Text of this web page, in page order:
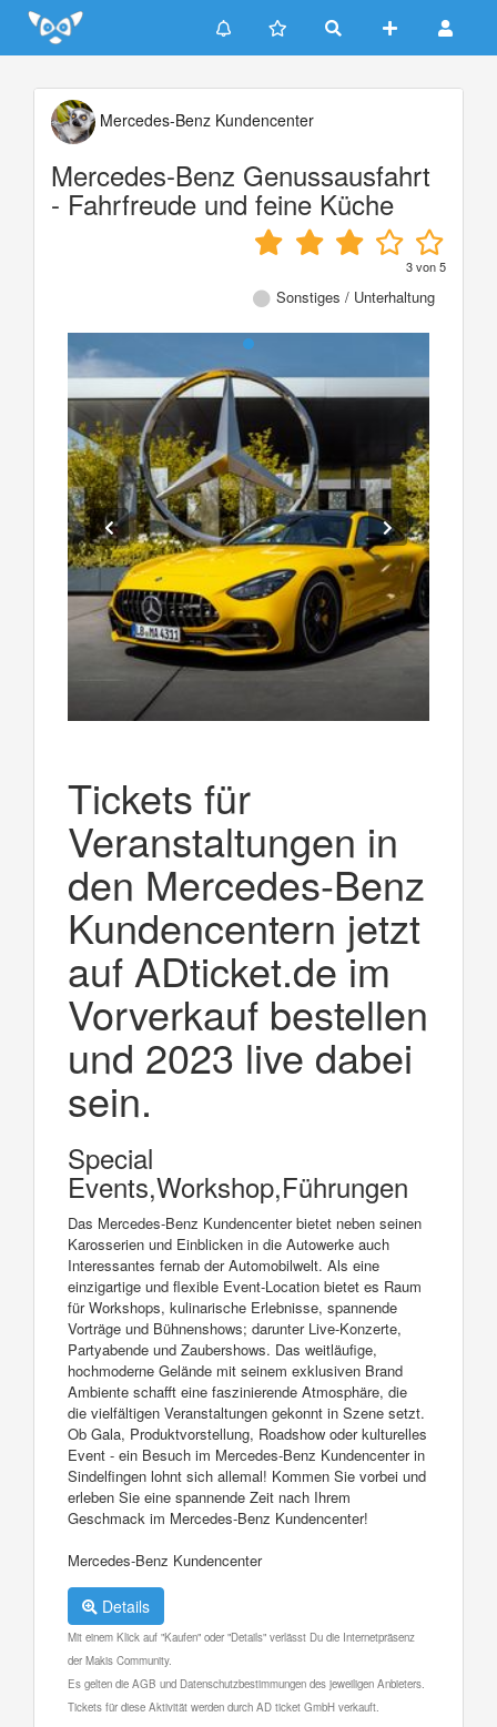
Update cookies preferences
Mercedes-Benz Kundencenter
Mercedes-Benz Genussausfahrt
- Fahrfreude und feine Küche
3von5
Sonstiges / Unterhaltung
Tickets für
Veranstaltungen in
den Mercedes-Benz
Kundencentern jetzt
auf ADticket.de im
Vorverkauf bestellen
und 2023 live dabei
sein.
Special
Events,Workshop,Führungen
Das Mercedes-Benz Kundencenter bietet neben seinen
Karosserien und Einblicken in die Autowerke auch
Interessantes fernab der Automobilwelt. Als eine
einzigartige und flexible Event-Location bietet es Raum
für Workshops, kulinarische Erlebnisse, spannende
Vorträge und Bühnenshows; darunter Live-Konzerte,
Partyabende und Zaubershows. Das weitläufige,
hochmoderne Gelände mit seinem exklusiven Brand
Ambiente schafft eine faszinierende Atmosphäre, die
die vielfältigen Veranstaltungen gekonnt in Szene setzt.
Ob Gala, Produktvorstellung, Roadshow oder kulturelles
Event - ein Besuch im Mercedes-Benz Kundencenter in
Sindelfingen lohnt sich allemal! Kommen Sie vorbei und
erleben Sie eine spannende Zeit nach Ihrem
Geschmack im Mercedes-Benz Kundencenter!
Mercedes-Benz Kundencenter
Details
Mit einem Klick auf "Kaufen" oder "Details" verlässt Du die Internetpräsenz
der Makis Community.
Es gelten die AGB und Datenschutzbestimmungen des jeweiligen Anbieters.
Tickets für diese Aktivität werden durch AD ticket GmbH verkauft.